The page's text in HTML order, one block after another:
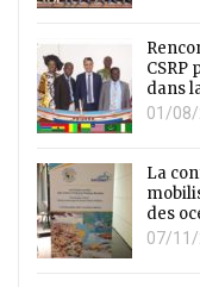
CSRP
dans
01/
La
des
07/